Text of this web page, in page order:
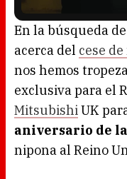
m
u
t
a
d
e
:
4
.
6
0
En la búsqueda
acerca del cese
nos hemos
exclusiva para el
MitsubishiUK
aniversario de
nipona al Reino